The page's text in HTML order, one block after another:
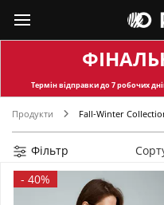
Термін відправкидо 7 робочих
Продукти Fall-Winter
Фільтр
- 40%